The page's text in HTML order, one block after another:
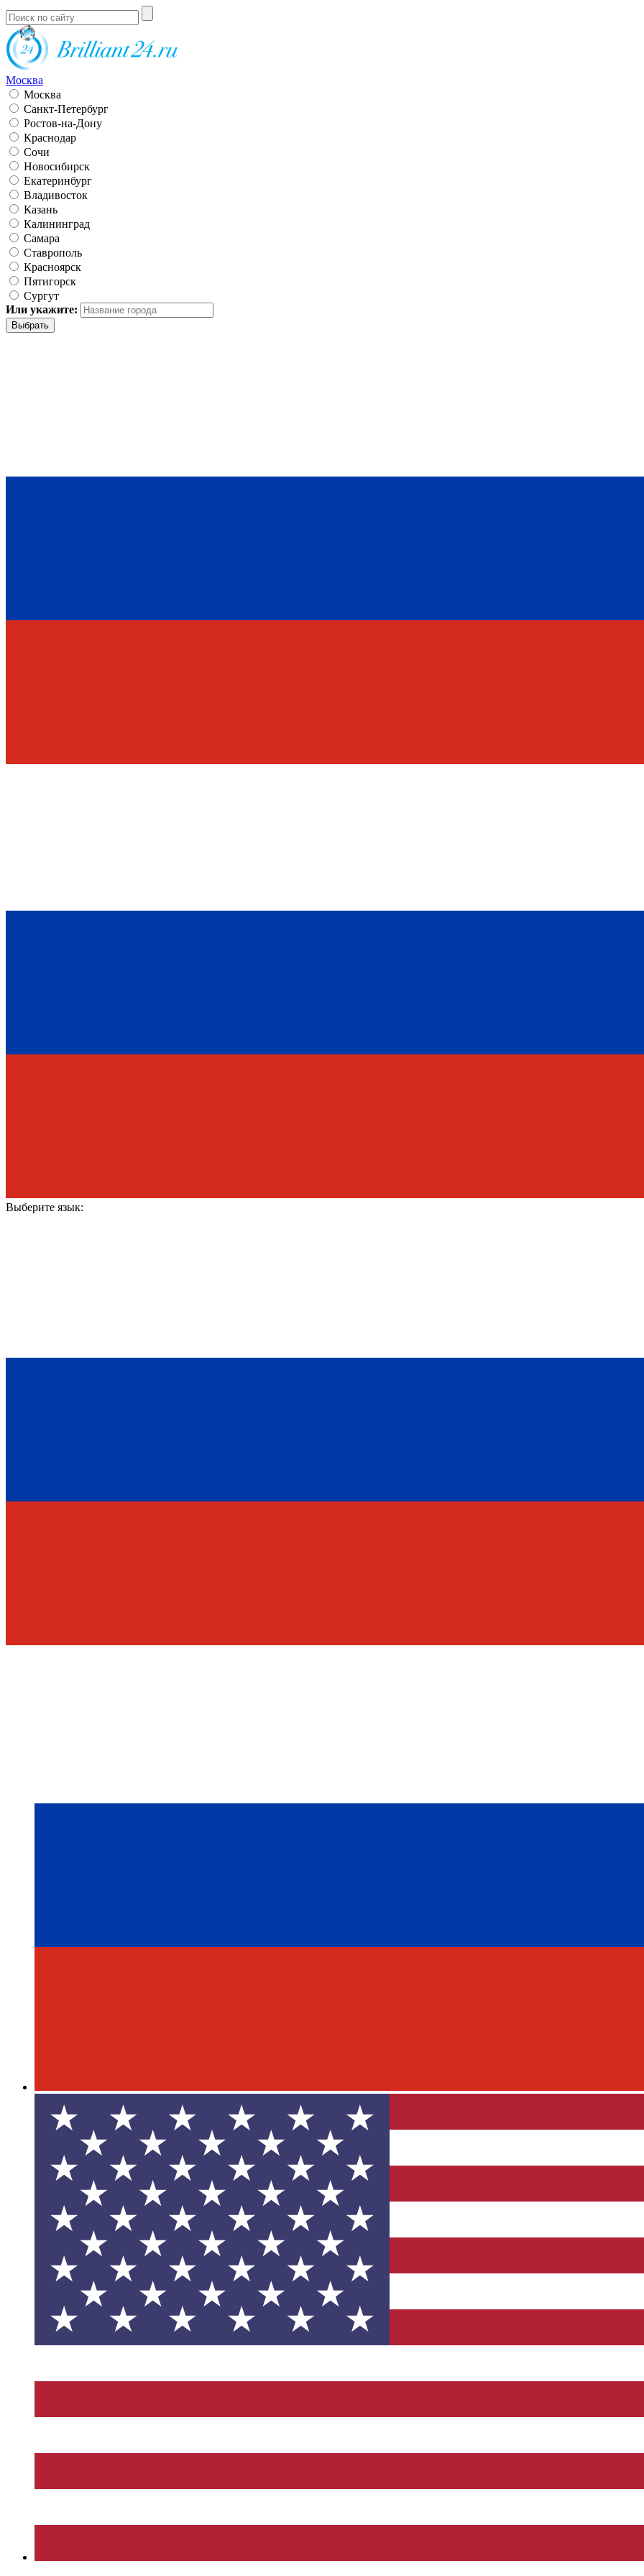
Москва
Москва
Санкт-Петербург
Ростов-на-Дону
Краснодар
Сочи
Новосибирск
Екатеринбург
Владивосток
Казань
Калининград
Самара
Ставрополь
Красноярск
Пятигорск
Сургут
Или укажите:
Выберите язык: